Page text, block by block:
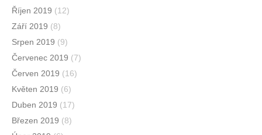
Říjen 2019 (12)
Září 2019 (8)
Srpen 2019 (9)
Červenec 2019 (7)
Červen 2019 (16)
Květen 2019 (6)
Duben 2019 (17)
Březen 2019 (8)